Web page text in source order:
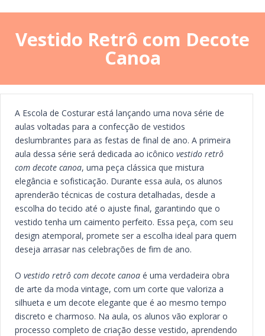
Vestido Retrô com Decote
Canoa
A Escola de Costurar está lançando uma nova série de
aulas voltadas para a confecção de vestidos
deslumbrantes para as festas de final de ano. A primeira
aula dessa série será dedicada ao icônico vestido retrô
com decote canoa, uma peça clássica que mistura
elegância e sofisticação. Durante essa aula, os alunos
aprenderão técnicas de costura detalhadas, desde a
escolha do tecido até o ajuste final, garantindo que o
vestido tenha um caimento perfeito. Essa peça, com seu
design atemporal, promete ser a escolha ideal para quem
deseja arrasar nas celebrações de fim de ano.
O vestido retrô com decote canoaé uma verdadeira obra
de arte da moda vintage, com um corte que valoriza a
silhueta e um decote elegante que é ao mesmo tempo
discreto e charmoso. Na aula, os alunos vão explorar o
processo completo de criação desse vestido, aprendendo